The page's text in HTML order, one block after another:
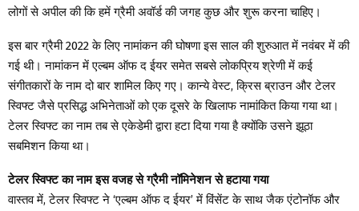
लोगों से अपील की कि हमें ग्रैमी अवॉर्ड की जगह कुछ और शुरू करना चाहिए।
इस बार ग्रैमी 2022 के लिए नामांकन की घोषणा इस साल की शुरुआत में नवंबर में की
गई थी। नामांकन में एल्बम ऑफ द ईयर समेत सबसे लोकप्रिय श्रेणी में कई
संगीतकारों के नाम दो बार शामिल किए गए। कान्ये वेस्ट, क्रिस ब्राउन और टेलर
स्विफ्ट जैसे प्रसिद्ध अभिनेताओं को एक दूसरे के खिलाफ नामांकित किया गया था।
टेलर स्विफ्ट का नाम तब से एकेडेमी द्वारा हटा दिया गया है क्योंकि उसने झूठा
सबमिशन किया था।
टेलर स्विफ्ट का नाम इस वजह से ग्रैमी नॉमिनेशन से हटाया गया
वास्तव में, टेलर स्विफ्ट ने ‘एल्बम ऑफ द ईयर’ में विंसेंट के साथ जैक एंटोनॉफ और